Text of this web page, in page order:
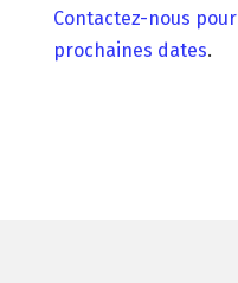
Contactez-nous
prochaines dates.